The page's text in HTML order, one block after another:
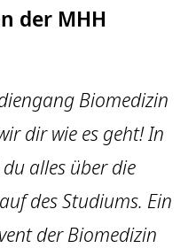
der MHH
Biomedizin
dir wie es geht! In
alles über die
des Studiums. Ein
der Biomedizin